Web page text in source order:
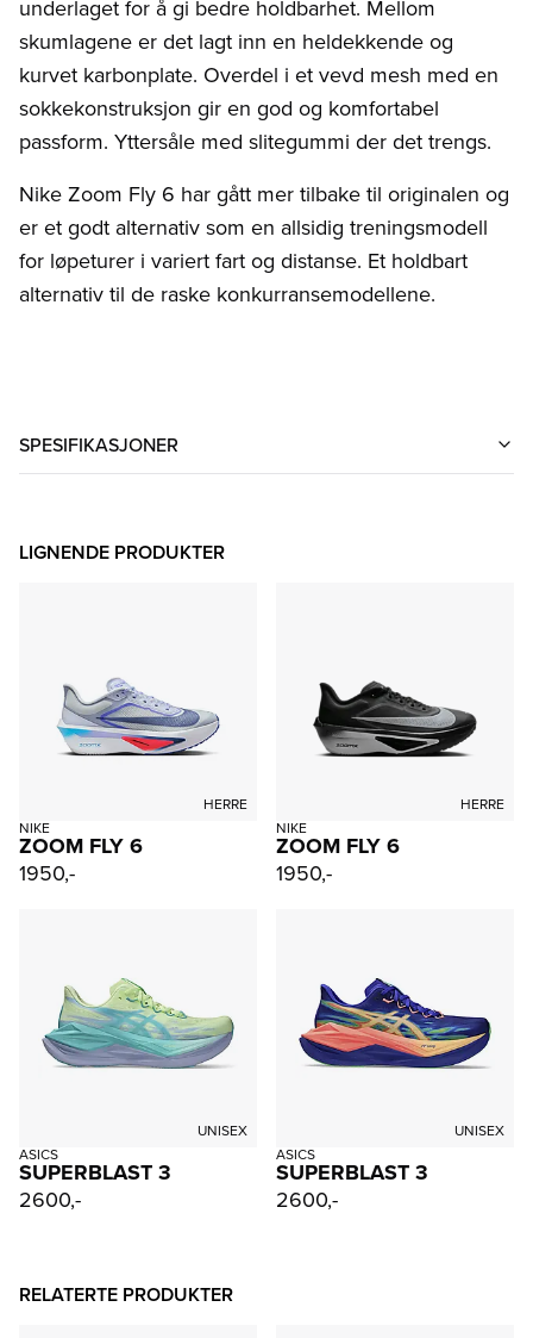
underlaget for å gi bedre holdbarhet. Mellom
skumlagene er det lagt inn en heldekkende og
kurvet karbonplate. Overdel i et vevd mesh med en
sokkekonstruksjon gir en god og komfortabel
passform. Yttersåle med slitegummi der det trengs.
Nike Zoom Fly 6 har gått mer tilbake til originalen og
er et godt alternativ som en allsidig treningsmodell
for løpeturer i variert fart og distanse. Et holdbart
alternativ til de raske konkurransemodellene.
SPESIFIKASJONER
LIGNENDE PRODUKTER
HERRE
NIKE
ZOOM FLY 6
1950,-
HERRE
NIKE
ZOOM FLY 6
1950,-
UNISEX
ASICS
SUPERBLAST 3
2600,-
UNISEX
ASICS
SUPERBLAST 3
2600,-
RELATERTE PRODUKTER